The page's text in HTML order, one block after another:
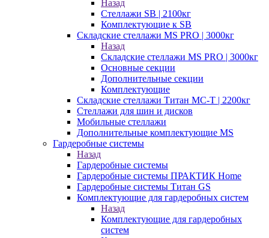
Назад
Стеллажи SB | 2100кг
Комплектующие к SB
Складские стеллажи MS PRO | 3000кг
Назад
Складские стеллажи MS PRO | 3000кг
Основные секции
Дополнительные секции
Комплектующие
Складские стеллажи Титан МС-Т | 2200кг
Стеллажи для шин и дисков
Мобильные стеллажи
Дополнительные комплектующие MS
Гардеробные системы
Назад
Гардеробные системы
Гардеробные системы ПРАКТИК Home
Гардеробные системы Титан GS
Комплектующие для гардеробных систем
Назад
Комплектующие для гардеробных
систем